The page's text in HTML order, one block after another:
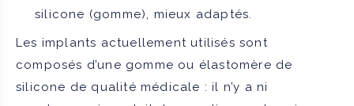
silicone (gomme), mieux adaptés.
Les implants actuellement utilisés sont
composés d’une gomme ou élastomère de
silicone de qualité médicale : il n’y a ni